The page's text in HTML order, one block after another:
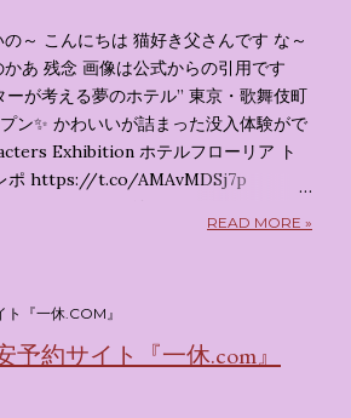
～ こんにちは 猫好き父さんです な～
あ 残念 画像は公式からの引用です
ーが考える夢のホテル” 東京・歌舞伎町
ン✨️ かわいいが詰まった没入体験がで
Exhibition ホテルフローリア ト
ポ https://t.co/AMAvMDSj7p
— オリコンニュース
ホテルフローリア トーキョー
日から東京・新宿でスタートする サン
体験型・没入型展示イベント の名称で
だ「サンリオキャラクターが考える夢
READ MORE »
『一休.COM』
約サイト『一休.com』